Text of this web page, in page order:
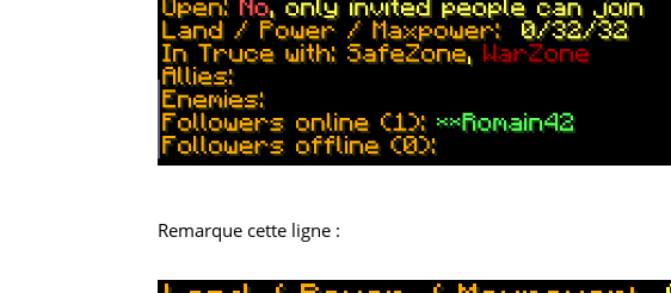
Remarque cette ligne :